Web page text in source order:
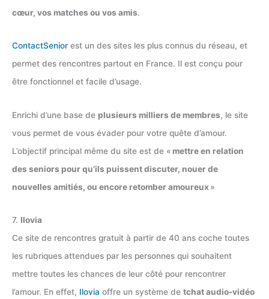
cœur, vos matches ou vos amis.
ContactSenior est un des sites les plus connus du réseau, et
permet des rencontres partout en France. Il est conçu pour
être fonctionnel et facile d’usage.
Enrichi d’une base de plusieurs milliers de membres, le site
vous permet de vous évader pour votre quête d’amour.
L’objectif principal même du site est de « mettre en relation
des seniors pour qu’ils puissent discuter, nouer de
nouvelles amitiés, ou encore retomber amoureux »
7. Ilovia
Ce site de rencontres gratuit à partir de 40 ans coche toutes
les rubriques attendues par les personnes qui souhaitent
mettre toutes les chances de leur côté pour rencontrer
l’amour. En effet, Ilovia offre un système de tchat audio-vidéo